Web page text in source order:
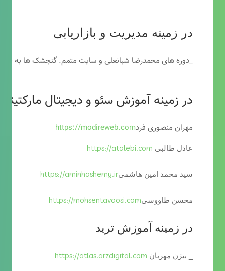
در زمینه مدیریت و بازاریابی
_دوره های محمدرضا شبانعلی و سایت متمم. گنجشک ها به
در زمینه آموزش سئو و دیجیتال
مهران منصوری فردhttps://modireweb.com
عادل طالبی https://atalebi.com
سید محمد امین هاشمیhttps://aminhashemy.ir
محسن طاووسیhttps://mohsentavoosi.com
در زمینه آموزش ترید
_ بیژن مهربان https://atlas.arzdigital.com